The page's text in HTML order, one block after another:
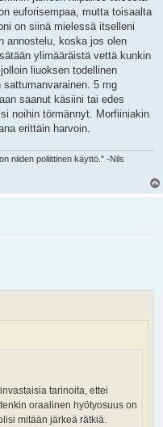
euforisempaa, mutta toisaalta
on siinä mielessä itselleni
annostelu, koska jos olen
ylimääräistä vettä kunkin
liuoksen todellinen
5 mg
saanut käsiini tai edes
noihin törmännyt. Morfiiniakin
erittäin harvoin.
niiden poliittinen käyttö." -Nils
tarinoita, ettei
oraalinen hyötyosuus on
mitään järkeä rätkiä.